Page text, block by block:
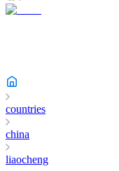
countries
china
liaocheng